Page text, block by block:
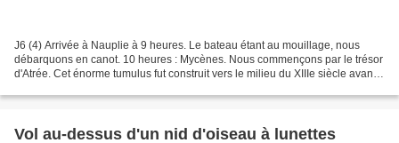
J6 (4) Arrivée à Nauplie à 9 heures. Le bateau étant au mouillage, nous
débarquons en canot. 10 heures : Mycènes. Nous commençons par le trésor
d'Atrée. Cet énorme tumulus fut construit vers le milieu du XIIIe siècle avant
Vol au-dessus d'un nid d'oiseau à lunettes